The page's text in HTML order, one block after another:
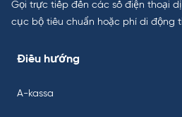
Gọi trực tiếp đến các số điện thoại
cục bộ tiêu chuẩn hoặc phí di động
Điều hướng
A-kassa